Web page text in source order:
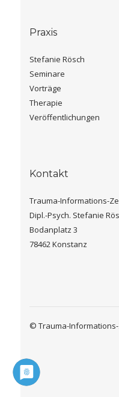
Praxis
Stefanie Rösch
Seminare
Vorträge
Therapie
Veröffentlichungen
Kontakt
Trauma-Informations-
Dipl.-Psych. Stefanie
Bodanplatz 3
78462 Konstanz
© Trauma-Informations-